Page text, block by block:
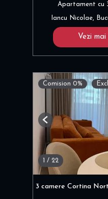
Apartament cu
Iancu Nicolae,
Vezi
Comision 0%
1 / 22
Previous
3 camere Cortina